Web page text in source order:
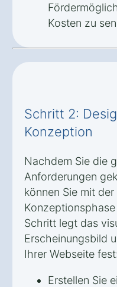
Kosten zu
Schritt 2:
Konzeption
Nachdem Sie die
Anforderungen
können Sie mit
Schritt legt das
Erscheinungsbild
Ihrer Webseite
Erstellen Sie